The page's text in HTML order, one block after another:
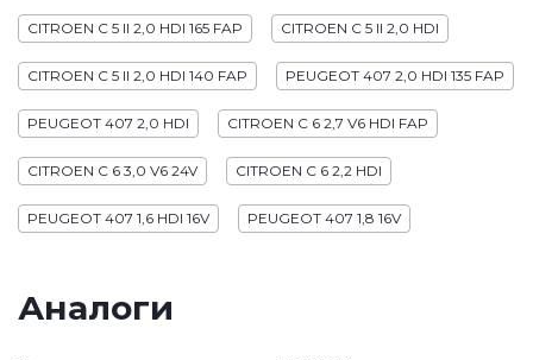
CITROEN C 5 II 2,0 HDI 165 FAP CITROEN C 5 II 2,0 HDI
CITROEN C 5 II 2,0 HDI 140 FAP PEUGEOT 407 2,0 HDI 135 FAP
PEUGEOT 407 2,0 HDI CITROEN C 6 2,7 V6 HDI FAP
CITROEN C 6 3,0 V6 24V CITROEN C 6 2,2 HDI
PEUGEOT 407 1,6 HDI 16V PEUGEOT 407 1,8 16V
Аналоги